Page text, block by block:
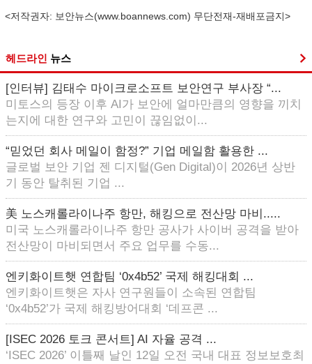
<저작권자: 보안뉴스(www.boannews.com) 무단전재-재배포금지>
헤드라인 뉴스
[인터뷰] 김태수 마이크로소프트 보안연구 부사장 “...
미토스의 등장 이후 AI가 보안에 얼마만큼의 영향을 끼치
는지에 대한 연구와 고민이 끊임없이...
“믿었던 회사 메일이 함정?” 기업 메일함 활용한 ...
글로벌 보안 기업 젠 디지털(Gen Digital)이 2026년 상반
기 동안 탈취된 기업 ...
美 노스캐롤라이나주 항만, 해킹으로 전산망 마비.....
미국 노스캐롤라이나주 항만 공사가 사이버 공격을 받아
전산망이 마비되면서 주요 업무를 수동...
엔키화이트햇 연합팀 ‘0x4b52’ 국제 해킹대회 ...
엔키화이트햇은 자사 연구원들이 소속된 연합팀
‘0x4b52’가 국제 해킹방어대회 ‘데프콘 ...
[ISEC 2026 토크 콘서트] AI 자율 공격 ...
‘ISEC 2026’ 이틀째 날인 12일 오전 국내 대표 정보보호최